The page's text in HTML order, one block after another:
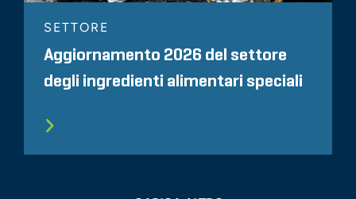
SETTORE
Aggiornamento 2026 del settore
degli ingredienti alimentari speciali